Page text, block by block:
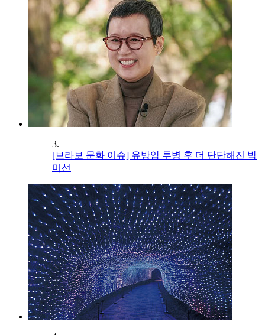
3.
[브라보 문화 이슈] 유방암 투병 후 더 단단해진 박
미선